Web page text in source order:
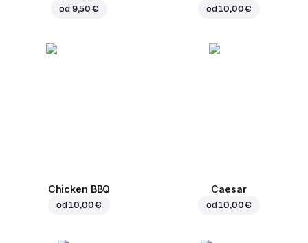
od 9,50 € od10,00 €
Chicken BBQ
od10,00 €
Caesar
od10,00 €